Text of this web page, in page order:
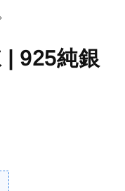
| 925純銀